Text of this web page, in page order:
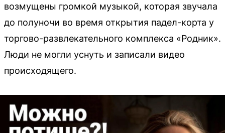
возмущены громкой музыкой, которая звучала
до полуночи во время открытия падел-корта у
торгово-развлекательного комплекса «Родник».
Люди не могли уснуть и записали видео
происходящего.